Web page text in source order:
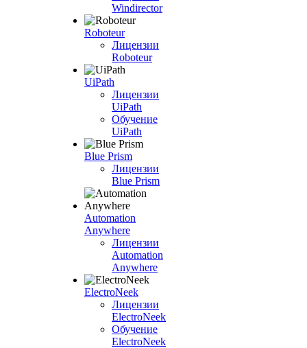
Windirector
Roboteur
Лицензии
Roboteur
UiPath
Лицензии
UiPath
Обучение
UiPath
Blue Prism
Лицензии
Blue Prism
Automation
Anywhere
Лицензии
Automation
Anywhere
ElectroNeek
Лицензии
ElectroNeek
Обучение
ElectroNeek